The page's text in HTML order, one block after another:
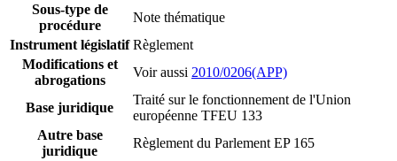
Sous-type de
procédure
Note thématique
Instrument législatif Règlement
Modifications et
abrogations
Voir aussi 2010/0206(APP)
Base juridique
Traité sur le fonctionnement de l'Union
européenne TFEU 133
Autre base
juridique
Règlement du Parlement EP 165